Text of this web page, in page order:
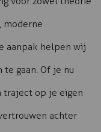
moderne
aanpak helpen wij
gaan. Of je nu
traject op je eigen
achter